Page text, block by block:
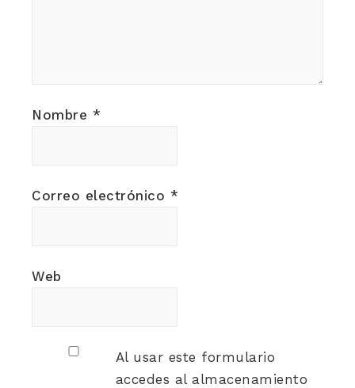
Nombre *
Correo electrónico *
Web
Al usar este formulario
accedes al almacenamiento